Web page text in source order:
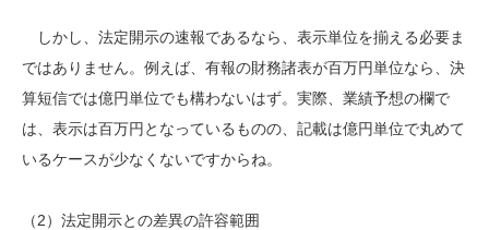
しかし、法定開示の速報であるなら、表示単位を揃える必要ま
ではありません。例えば、有報の財務諸表が百万円単位なら、決
算短信では億円単位でも構わないはず。実際、業績予想の欄で
は、表示は百万円となっているものの、記載は億円単位で丸めて
いるケースが少なくないですからね。
（2）法定開示との差異の許容範囲